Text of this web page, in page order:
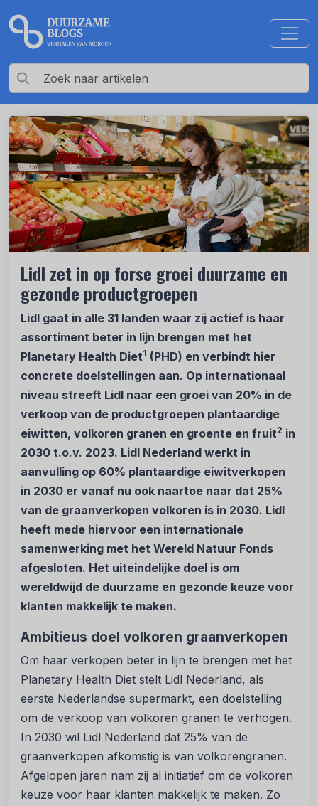
Lidl zet in op forse groei duurzame en
gezonde productgroepen
Lidl gaat in alle 31 landen waar zij actief is haar
assortiment beter in lijn brengen met het
Planetary Health Diet1 (PHD) en verbindt hier
concrete doelstellingen aan. Op internationaal
niveau streeft Lidl naar een groei van 20% in de
verkoop van de productgroepen plantaardige
eiwitten, volkoren granen en groente en fruit2 in
2030 t.o.v. 2023. Lidl Nederland werkt in
aanvulling op 60% plantaardige eiwitverkopen
in 2030 er vanaf nu ook naartoe naar dat 25%
van de graanverkopen volkoren is in 2030. Lidl
heeft mede hiervoor een internationale
samenwerking met het Wereld Natuur Fonds
afgesloten. Het uiteindelijke doel is om
wereldwijd de duurzame en gezonde keuze voor
klanten makkelijk te maken.
Ambitieus doel volkoren graanverkopen
Om haar verkopen beter in lijn te brengen met het
Planetary Health Diet stelt Lidl Nederland, als
eerste Nederlandse supermarkt, een doelstelling
om de verkoop van volkoren granen te verhogen.
In 2030 wil Lidl Nederland dat 25% van de
graanverkopen afkomstig is van volkorengranen.
Afgelopen jaren nam zij al initiatief om de volkoren
keuze voor haar klanten makkelijk te maken. Zo